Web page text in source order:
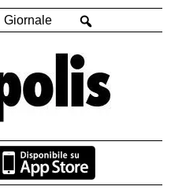
Giornale